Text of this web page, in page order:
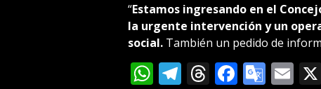
“Estamos ingresando en el
la urgente intervención y un
social. También un pedido de
WhatsApp
Telegram
Threads